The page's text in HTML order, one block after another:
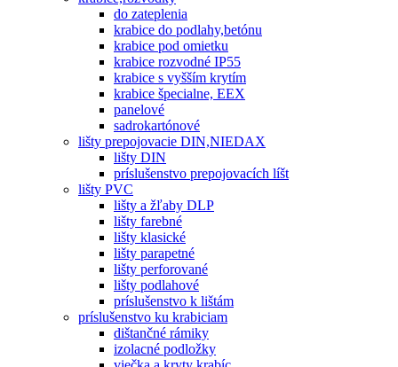
do zateplenia
krabice do podlahy,betónu
krabice pod omietku
krabice rozvodné IP55
krabice s vyšším krytím
krabice špecialne, EEX
panelové
sadrokartónové
lišty prepojovacie DIN,NIEDAX
lišty DIN
príslušenstvo prepojovacích líšt
lišty PVC
lišty a žľaby DLP
lišty farebné
lišty klasické
lišty parapetné
lišty perforované
lišty podlahové
príslušenstvo k lištám
príslušenstvo ku krabiciam
dištančné rámiky
izolacné podložky